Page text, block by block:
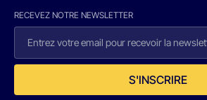
RECEVEZ NOTRE NEWSLETTER
S'INSCRIRE